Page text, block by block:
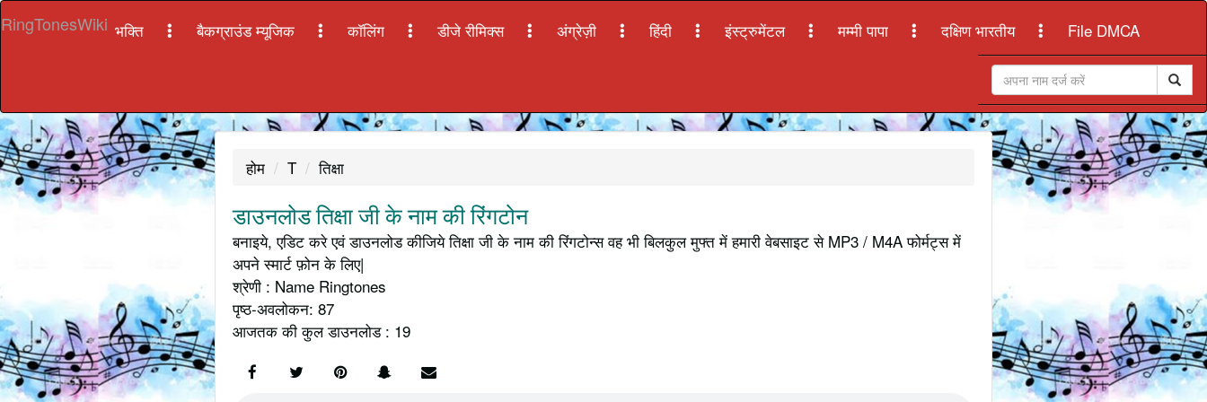
RingTonesWiki भक्ति बैकग्राउंड म्यूजिक कॉलिंग डीजे रीमिक्स अंग्रेज़ी हिंदी इंस्ट्रुमेंटल मम्मी पापा दक्षिण भारतीय File DMCA
होम T तिक्षा
डाउनलोड तिक्षा जी के नाम की रिंगटोन
बनाइये, एडिट करे एवं डाउनलोड कीजिये तिक्षा जी के नाम की रिंगटोन्स वह भी बिलकुल मुफ्त में हमारी वेबसाइट से MP3 / M4A फोर्मट्स में
अपने स्मार्ट फ़ोन के लिए|
श्रेणी : Name Ringtones
पृष्ठ-अवलोकन: 87
आजतक की कुल डाउनलोड : 19